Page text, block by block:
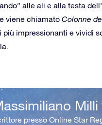
alle ali e alla testa
viene chiamato Colonne
impressionanti e vividi
Milli
presso Online Star